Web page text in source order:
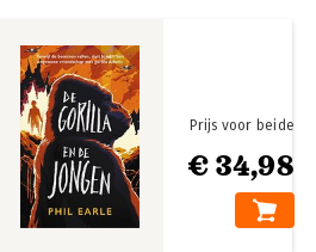
€ 34,98
Prijs voor beide